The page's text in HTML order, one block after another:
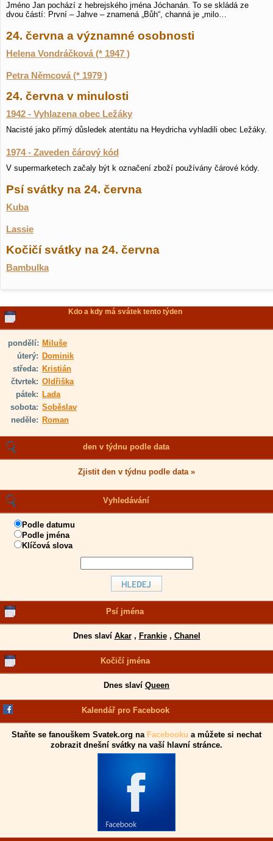
Jméno Jan pochází z hebrejského jména Jóchanán. To se skládá ze
dvou částí: První – Jahve – znamená „Bůh“, channá je „milo…
24. června a významné osobnosti
Helena Vondráčková (* 1947 )
Petra Němcová (* 1979 )
24. června v minulosti
1942 - Vyhlazena obec Ležáky
Nacisté jako přímý důsledek atentátu na Heydricha vyhladili obec Ležáky.
1974 - Zaveden čárový kód
V supermarketech začaly být k označení zboží používány čárové kódy.
Psí svátky na 24. června
Kuba
Lassie
Kočičí svátky na 24. června
Bambulka
Kdo a kdy má svátek tento týden
pondělí: Miluše
úterý: Dominik
středa: Kristián
čtvrtek: Oldřiška
pátek: Lada
sobota: Soběslav
neděle: Roman
den v týdnu podle data
Zjistit den v týdnu podle data »
Vyhledávání
Podle datumu
Podle jména
Klíčová slova
Psí jména
Dnes slaví Akar, Frankie, Chanel
Kočičí jména
Dnes slaví Queen
Kalendář pro Facebook
Staňte se fanouškem Svatek.org na Facebooku a můžete si nechat
zobrazit dnešní svátky na vaší hlavní stránce.